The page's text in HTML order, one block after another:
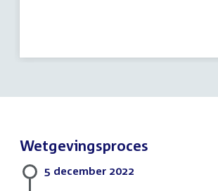
Wetgevingsproces
5 december 2022